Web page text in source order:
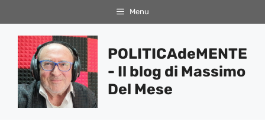
al
contenuto
Menu
POLITICAdeMENTE
- Il blog di Massimo
Del Mese